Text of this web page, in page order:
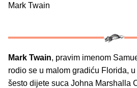
Mark Twain
Mark Twain, pravim imenom
rodio se u malom gradiću Florida,
šesto dijete suca Johna Marshalla